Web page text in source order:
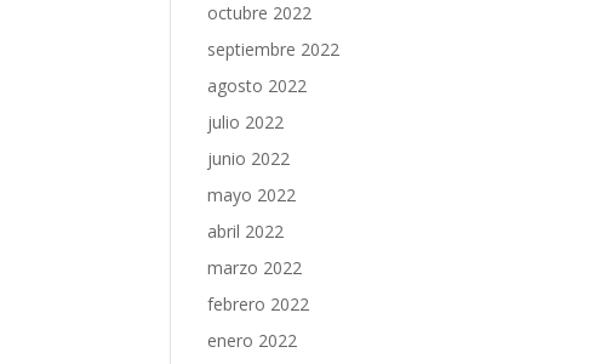
octubre 2022
septiembre 2022
agosto 2022
julio 2022
junio 2022
mayo 2022
abril 2022
marzo 2022
febrero 2022
enero 2022